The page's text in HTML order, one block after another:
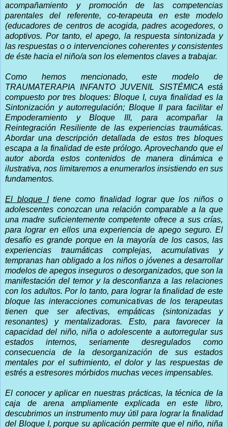
acompañamiento y promoción de las competencias
parentales del referente, co-terapeuta en este modelo
(educadores de centros de acogida, padres acogedores, o
adoptivos. Por tanto, el apego, la respuesta sintonizada y
las respuestas o o intervenciones coherentes y consistentes
de éste hacia el niño/a son los elementos claves a trabajar.
Como hemos mencionado, este modelo de
TRAUMATERAPIA INFANTO JUVENIL SISTÉMICA está
compuesto por tres bloques: Bloque I, cuya finalidad es la
Sintonización y autorregulación; Bloque II para facilitar el
Empoderamiento y Bloque III, para acompañar la
Reintegración Resiliente de las experiencias traumáticas.
Abordar una descripción detallada de estos tres bloques
escapa a la finalidad de este prólogo. Aprovechando que el
autor aborda estos contenidos de manera dinámica e
ilustrativa, nos limitaremos a enumerarlos insistiendo en sus
fundamentos.
El bloque Itiene como finalidad lograr que los niños o
adolescentes conozcan una relación comparable a la que
una madre suficientemente competente ofrece a sus crías,
para lograr en ellos una experiencia de apego seguro. El
desafío es grande porque en la mayoría de los casos, las
experiencias traumáticas complejas, acumulativas y
tempranas han obligado a los niños o jóvenes a desarrollar
modelos de apegos inseguros o desorganizados, que son la
manifestación del temor y la desconfianza a las relaciones
con los adultos. Por lo tanto, para lograr la finalidad de este
bloque las interacciones comunicativas de los terapeutas
tienen que ser afectivas, empáticas (sintonizadas y
resonantes) y mentalizadoras. Esto, para favorecer la
capacidad del niño, niña o adolescente a autorregular sus
estados internos, seriamente desregulados como
consecuencia de la desorganización de sus estados
mentales por el sufrimiento, el dolor y las respuestas de
estrés a estresores mórbidos muchas veces impensables.
El conocer y aplicar en nuestras prácticas, la técnica de la
caja de arena ampliamente explicada en este libro,
descubrimos un instrumento muy útil para lograr la finalidad
del Bloque I, porque su aplicación permite que el niño, niña